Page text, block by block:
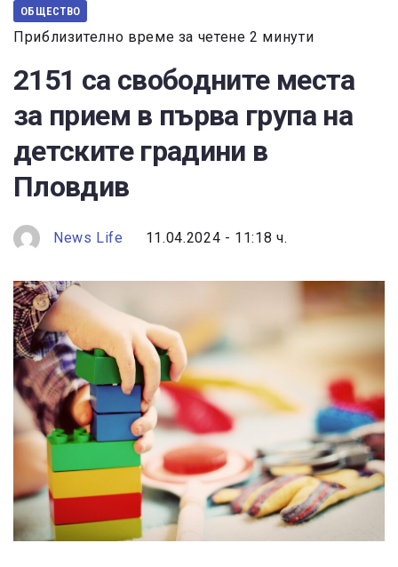
ОБЩЕСТВО
Приблизително време за четене 2 минути
2151 са свободните места
за прием в първа група на
детските градини в
Пловдив
News Life 11.04.2024 - 11:18 ч.